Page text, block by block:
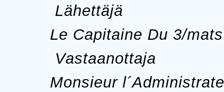
Lähettäjä
Le Capitaine Du 3/
Vastaanottaja
Monsieur